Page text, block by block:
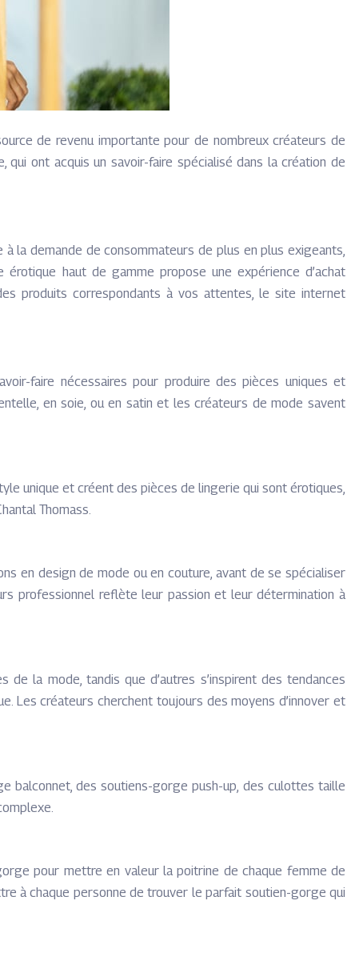
de revenu importante pour de nombreux créateurs de
ont acquis un savoir-faire spécialisé dans la création de
la demande de consommateurs de plus en plus exigeants,
haut de gamme propose une expérience d’achat
produits correspondants à vos attentes, le site internet
faire nécessaires pour produire des pièces uniques et
en soie, ou en satin et les créateurs de mode savent
unique et créent des pièces de lingerie qui sont érotiques,
Thomass.
en design de mode ou en couture, avant de se spécialiser
professionnel reflète leur passion et leur détermination à
la mode, tandis que d’autres s’inspirent des tendances
Les créateurs cherchent toujours des moyens d’innover et
balconnet, des soutiens-gorge push-up, des culottes taille
pour mettre en valeur la poitrine de chaque femme de
à chaque personne de trouver le parfait soutien-gorge qui